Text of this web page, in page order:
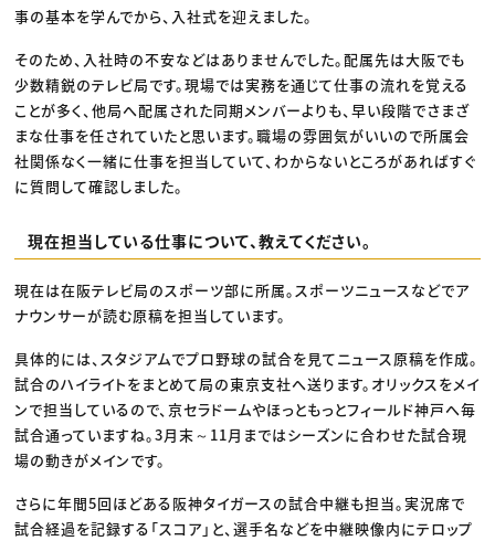
事の基本を学んでから、入社式を迎えました。
そのため、入社時の不安などはありませんでした。配属先は大阪でも
少数精鋭のテレビ局です。現場では実務を通じて仕事の流れを覚える
ことが多く、他局へ配属された同期メンバーよりも、早い段階でさまざ
まな仕事を任されていたと思います。職場の雰囲気がいいので所属会
社関係なく一緒に仕事を担当していて、わからないところがあればすぐ
に質問して確認しました。
現在担当している仕事について、教えてください。
現在は在阪テレビ局のスポーツ部に所属。スポーツニュースなどでア
ナウンサーが読む原稿を担当しています。
具体的には、スタジアムでプロ野球の試合を見てニュース原稿を作成。
試合のハイライトをまとめて局の東京支社へ送ります。オリックスをメイ
ンで担当しているので、京セラドームやほっともっとフィールド神戸へ毎
試合通っていますね。3月末～11月まではシーズンに合わせた試合現
場の動きがメインです。
さらに年間5回ほどある阪神タイガースの試合中継も担当。実況席で
試合経過を記録する「スコア」と、選手名などを中継映像内にテロップ